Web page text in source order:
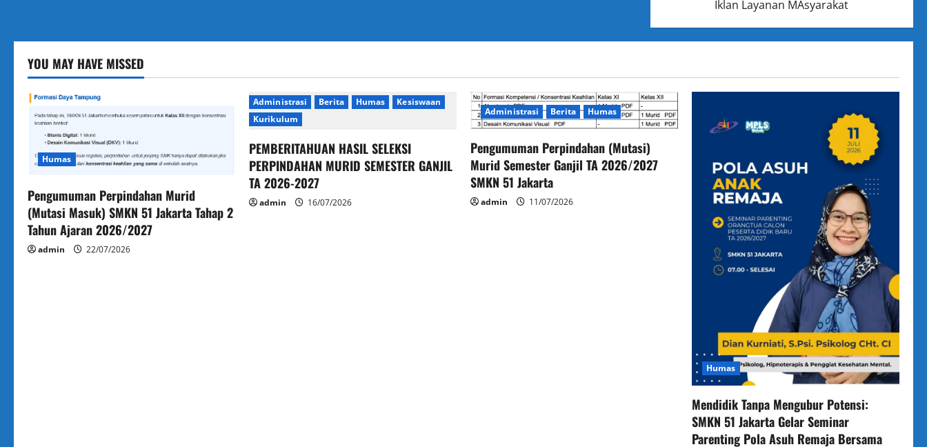
Iklan Layanan MAsyarakat
YOU MAY HAVE MISSED
Humas
Pengumuman Perpindahan Murid
(Mutasi Masuk) SMKN 51 Jakarta Tahap 2
Tahun Ajaran 2026/2027
admin 22/07/2026
Administrasi Berita Humas
Kesiswaan
Kurikulum
PEMBERITAHUAN HASIL SELEKSI
PERPINDAHAN MURID SEMESTER GANJIL
TA 2026-2027
admin 16/07/2026
Administrasi Berita Humas
Pengumuman Perpindahan (Mutasi)
Murid Semester Ganjil TA 2026/2027
SMKN 51 Jakarta
admin 11/07/2026
Humas
Mendidik Tanpa Mengubur Potensi:
SMKN 51 Jakarta Gelar Seminar
Parenting Pola Asuh Remaja Bersama